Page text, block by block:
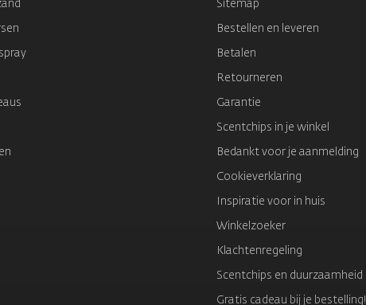
Sitemap
Bestellen en leveren
Betalen
Retourneren
Garantie
Scentchips in je winkel
Bedankt voor je aanmelding
Cookieverklaring
Inspiratie voor in huis
Winkelzoeker
Klachtenregeling
Scentchips en duurzaamheid
Gratis cadeau bij je bestelling!